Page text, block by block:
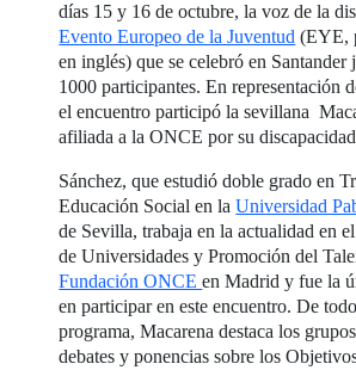
días 15 y 16 de octubre, la voz de la
Evento Europeo de la Juventud (EYE,
en inglés) que se celebró en Santander
1000 participantes. En representación
el encuentro participó la sevillana
afiliada a la ONCE por su
Sánchez, que estudió doble grado en
Educación Social en laUniversidad
de Sevilla, trabaja en la actualidad en
de Universidades y Promoción del
Fundación ONCEen Madrid y fue la
en participar en este encuentro. De
programa, Macarena destaca los
debates y ponencias sobre los